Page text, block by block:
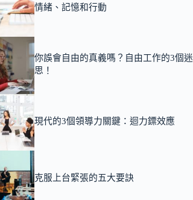
情緒、記憶和行動
你誤會自由的真義嗎？自由工作的3個迷
思！
現代的3個領導力關鍵：迴力鏢效應
克服上台緊張的五大要訣